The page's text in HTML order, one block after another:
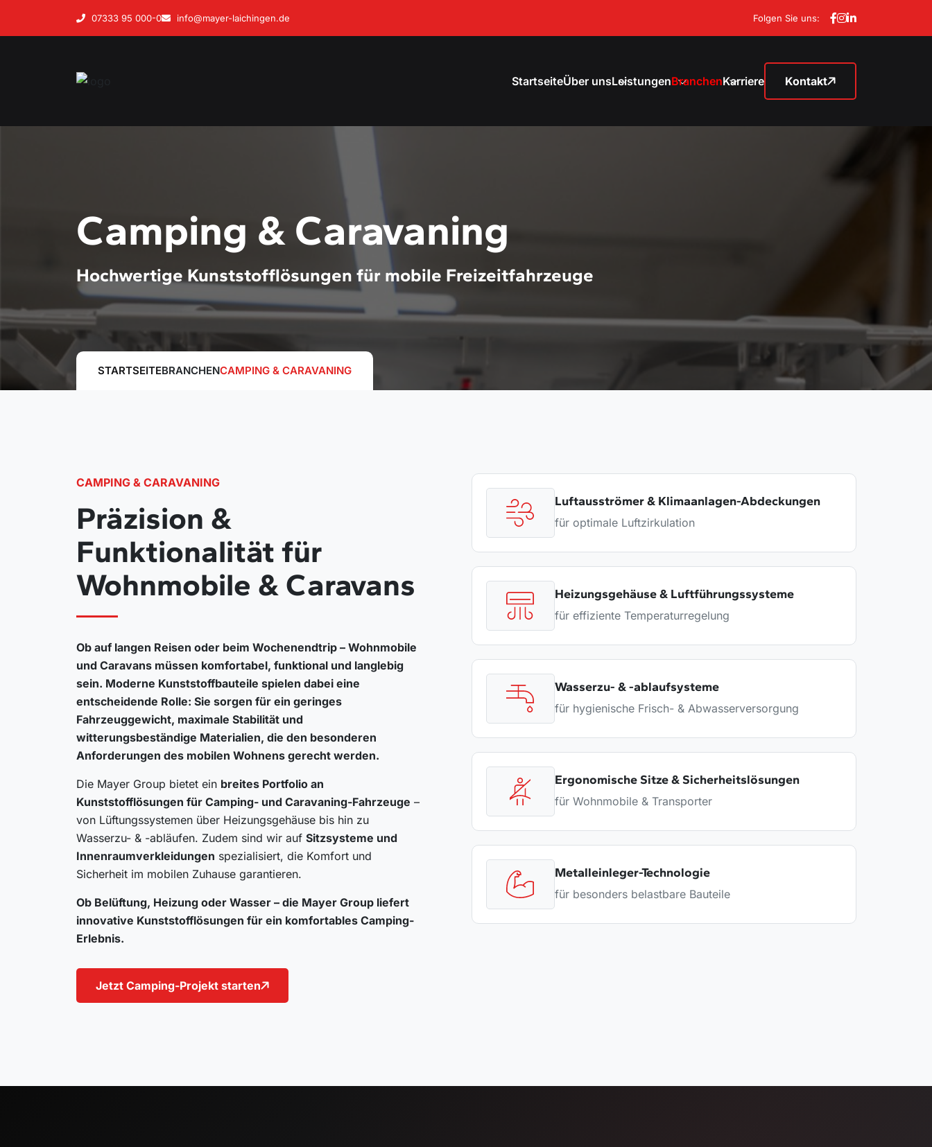
07333 95 000-0 info@mayer-laichingen.de Folgen Sie uns:
StartseiteÜber unsLeistungenBranchenKarriere Kontakt
Camping & Caravaning
Hochwertige Kunststofflösungen für mobile Freizeitfahrzeuge
STARTSEITEBRANCHENCAMPING & CARAVANING
CAMPING & CARAVANING
Präzision &
Funktionalität für
Wohnmobile & Caravans
Ob auf langen Reisen oder beim Wochenendtrip – Wohnmobile
und Caravansmüssen komfortabel, funktional und langlebig
sein. Moderne Kunststoffbauteile spielen dabei eine
entscheidende Rolle: Sie sorgen für ein geringes
Fahrzeuggewicht, maximale Stabilität und
witterungsbeständige Materialien, die den besonderen
Anforderungen des mobilen Wohnens gerecht werden.
Die Mayer Group bietet ein breites Portfolio an
Kunststofflösungen für Camping- und Caravaning-Fahrzeuge –
von Lüftungssystemen über Heizungsgehäuse bis hin zu
Wasserzu- & -abläufen. Zudem sind wir auf Sitzsysteme und
Innenraumverkleidungen spezialisiert, die Komfort und
Sicherheit im mobilen Zuhause garantieren.
Ob Belüftung, Heizung oder Wasser – die Mayer Group liefert
innovative Kunststofflösungen für ein komfortables Camping-
Erlebnis.
Jetzt Camping-Projekt starten
Luftausströmer & Klimaanlagen-Abdeckungen
für optimale Luftzirkulation
Heizungsgehäuse & Luftführungssysteme
für effiziente Temperaturregelung
Wasserzu- & -ablaufsysteme
für hygienische Frisch- & Abwasserversorgung
Ergonomische Sitze & Sicherheitslösungen
für Wohnmobile & Transporter
Metalleinleger-Technologie
für besonders belastbare Bauteile